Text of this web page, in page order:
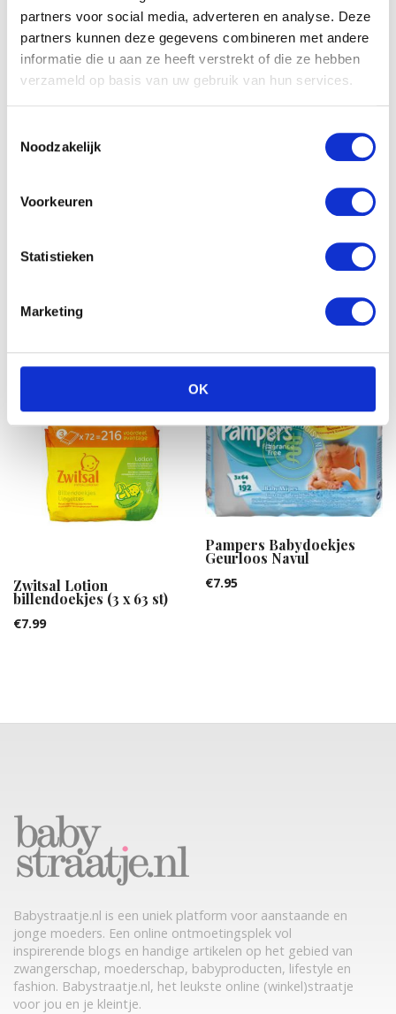
partners voor social media, adverteren en analyse. Deze
partners kunnen deze gegevens combineren met andere
informatie die u aan ze heeft verstrekt of die ze hebben
verzameld op basis van uw gebruik van hun services.
Noodzakelijk
Voorkeuren
Statistieken
Marketing
OK
Gerelateerde producten
Aanbieding!
Pampers – Billendoekjes
3.49 €
Zwitsal Lotion
billendoekjes (3 x 63 st)
€7.99
Pampers Babydoekjes
Geurloos Navul
€7.95
Babystraatje.nl is een uniek platform voor aanstaande en
jonge moeders. Een online ontmoetingsplek vol
inspirerende blogs en handige artikelen op het gebied van
zwangerschap, moederschap, babyproducten, lifestyle en
fashion. Babystraatje.nl, het leukste online (winkel)straatje
voor jou en je kleintje.